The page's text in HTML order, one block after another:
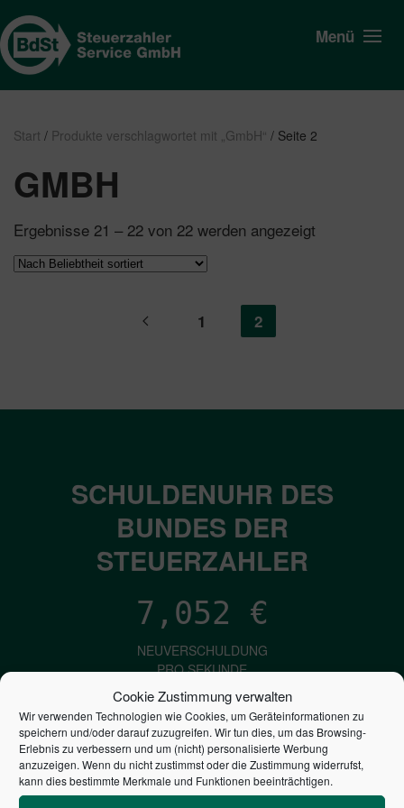
Cookie Zustimmung verwalten
Wir verwenden Technologien wie Cookies, um Geräteinformationen zu
speichern und/oder darauf zuzugreifen. Wir tun dies, um das Browsing-
Erlebnis zu verbessern und um (nicht) personalisierte Werbung
anzuzeigen. Wenn du nicht zustimmst oder die Zustimmung widerrufst,
kann dies bestimmte Merkmale und Funktionen beeinträchtigen.
Menü
Start / Produkte verschlagwortet mit „GmbH“ / Seite 2
GMBH
Ergebnisse 21 – 22 von 22 werden angezeigt
1 2
SCHULDENUHR DES
BUNDES DER
STEUERZAHLER
7,052 €
NEUVERSCHULDUNG
PRO SEKUNDE
1,601€
ZINSEN
PRO SEKUNDE